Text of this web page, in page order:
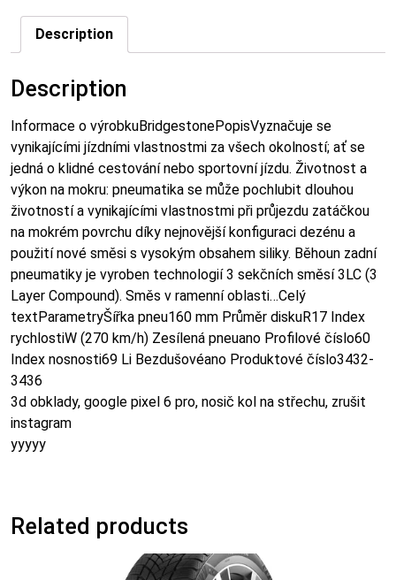
Description
Description
Informace o výrobkuBridgestonePopisVyznačuje se
vynikajícími jízdními vlastnostmi za všech okolností; ať se
jedná o klidné cestování nebo sportovní jízdu. Životnost a
výkon na mokru: pneumatika se může pochlubit dlouhou
životností a vynikajícími vlastnostmi při průjezdu zatáčkou
na mokrém povrchu díky nejnovější konfiguraci dezénu a
použití nové směsi s vysokým obsahem siliky. Běhoun zadní
pneumatiky je vyroben technologií 3 sekčních směsí 3LC (3
Layer Compound). Směs v ramenní oblasti…Celý
textParametryŠířka pneu160 mm Průměr diskuR17 Index
rychlostiW (270 km/h) Zesílená pneuano Profilové číslo60
Index nosnosti69 Li Bezdušovéano Produktové číslo3432-
3436
3d obklady, google pixel 6 pro, nosič kol na střechu, zrušit
instagram
yyyyy
Related products